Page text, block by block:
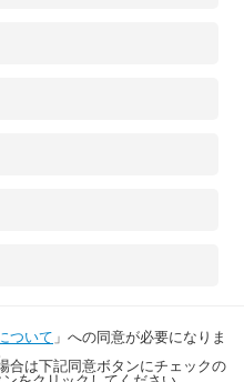
ついて 」への同意が必要になりま
合は下記同意ボタンにチェックの